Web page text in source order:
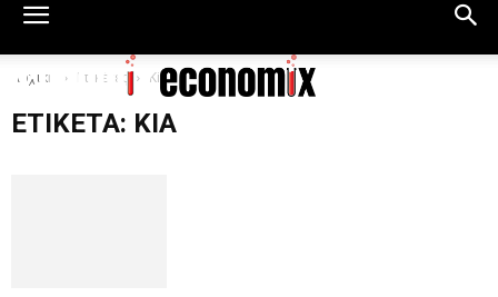
Αρχική Ετικέτες Kia
ΕΤΙΚΈΤΑ: KIA